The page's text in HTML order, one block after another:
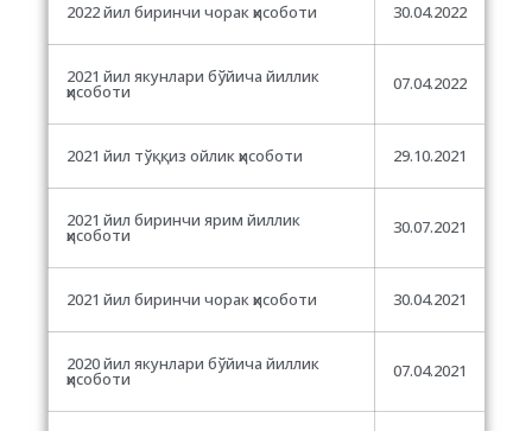
2022 йил биринчи чорак ҳисоботи 30.04.2022
2021 йил якунлари бўйича йиллик
ҳисоботи 07.04.2022
2021 йил тўққиз ойлик ҳисоботи 29.10.2021
2021 йил биринчи ярим йиллик
ҳисоботи 30.07.2021
2021 йил биринчи чорак ҳисоботи 30.04.2021
2020 йил якунлари бўйича йиллик
ҳисоботи 07.04.2021